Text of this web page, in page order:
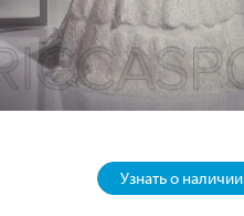
Узнать о наличии